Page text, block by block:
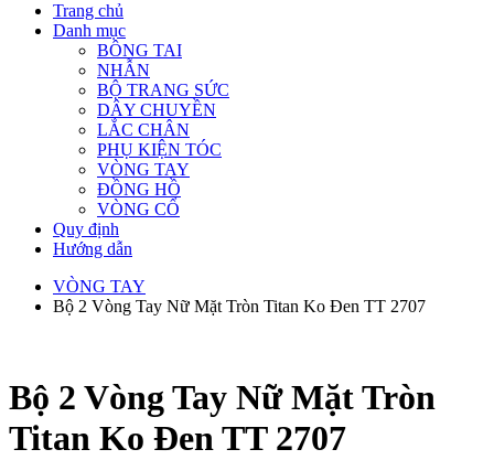
Trang chủ
Danh mục
BÔNG TAI
NHẪN
BỘ TRANG SỨC
DÂY CHUYỀN
LẮC CHÂN
PHỤ KIỆN TÓC
VÒNG TAY
ĐỒNG HỒ
VÒNG CỔ
Quy định
Hướng dẫn
VÒNG TAY
Bộ 2 Vòng Tay Nữ Mặt Tròn Titan Ko Đen TT 2707
Bộ 2 Vòng Tay Nữ Mặt Tròn
Titan Ko Đen TT 2707